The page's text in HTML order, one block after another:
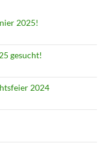
2025!
gesucht!
2024